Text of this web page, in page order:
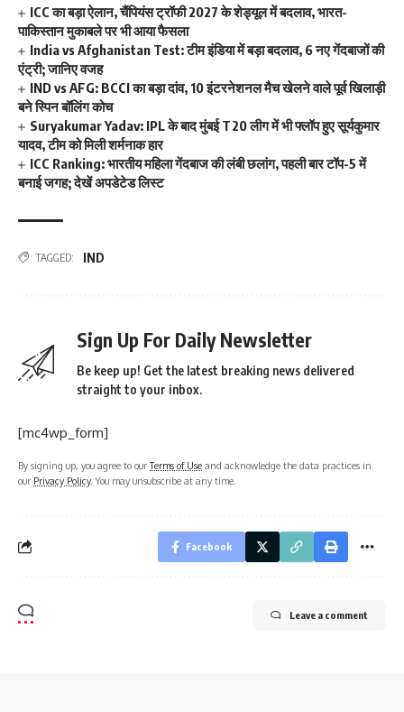
ICC का बड़ा ऐलान, चैंपियंस ट्रॉफी 2027 के शेड्यूल में बदलाव, भारत-
पाकिस्तान मुकाबले पर भी आया फैसला
India vs Afghanistan Test: टीम इंडिया में बड़ा बदलाव, 6 नए गेंदबाजों की
एंट्री; जानिए वजह
IND vs AFG: BCCI का बड़ा दांव, 10 इंटरनेशनल मैच खेलने वाले पूर्व खिलाड़ी
बने स्पिन बॉलिंग कोच
Suryakumar Yadav: IPL के बाद मुंबई T20 लीग में भी फ्लॉप हुए सूर्यकुमार
यादव, टीम को मिली शर्मनाक हार
ICC Ranking: भारतीय महिला गेंदबाज की लंबी छलांग, पहली बार टॉप-5 में
बनाई जगह; देखें अपडेटेड लिस्ट
TAGGED: IND
Sign Up For Daily Newsletter
Be keep up! Get the latest breaking news delivered
straight to your inbox.
[mc4wp_form]
By signing up, you agree to ourTerms of Use and acknowledge the data practices in
our Privacy Policy. You may unsubscribe at any time.
Facebook
Leave a comment